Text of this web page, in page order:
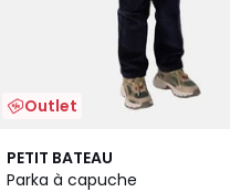
Outlet
PETIT BATEAU
Parka à capuche
5
/